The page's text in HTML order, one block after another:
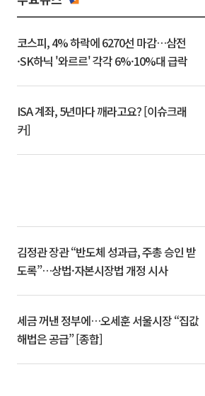
코스피, 4% 하락에 6270선 마감…삼전
·SK하닉 '와르르' 각각 6%·10%대 급락
ISA 계좌, 5년마다 깨라고요? [이슈크래
커]
김정관 장관 “반도체 성과급, 주총 승인 받
도록”…상법·자본시장법 개정 시사
세금 꺼낸 정부에…오세훈 서울시장 “집값
해법은 공급” [종합]